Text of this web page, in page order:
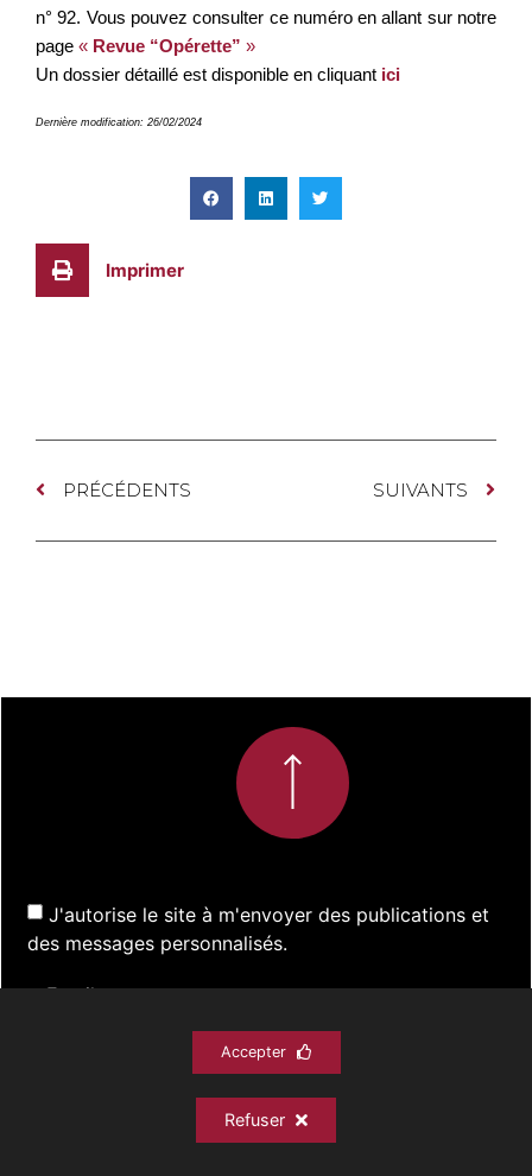
n° 92. Vous pouvez consulter ce numéro en allant sur notre
page « Revue “Opérette” »
Un dossier détaillé est disponible en cliquant ici
Dernière modification: 26/02/2024
Imprimer
PRÉCÉDENTS SUIVANTS
J'autorise le site à m'envoyer des publications et
des messages personnalisés.
S'inscrire
SPECTACLESDOCUMENTATION
Accepter
Refuser